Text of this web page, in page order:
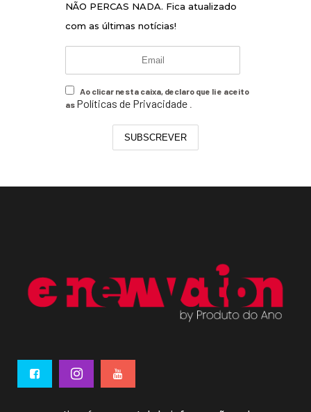
NÃO PERCAS NADA. Fica atualizado
com as últimas notícias!
Ao clicar nesta caixa, declaro que li e aceito
as Políticas de Privacidade
SUBSCREVER